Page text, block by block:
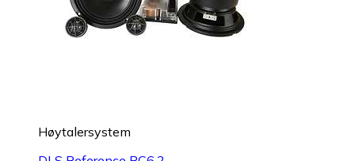
Høytalersystem